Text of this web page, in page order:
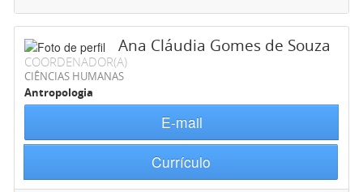
Ana Cláudia Gomes de Souza
COORDENADOR(A)
CIÊNCIAS HUMANAS
Antropologia
E-mail
Currículo